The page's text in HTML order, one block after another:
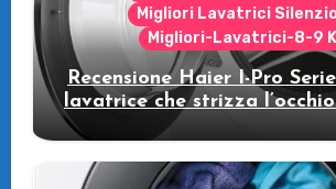
Migliori Lavatrici
Migliori-Lavatrici-8-9
Recensione Haier I-Pro
lavatrice che strizza